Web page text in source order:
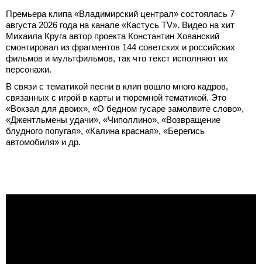
Премьера клипа «Владимирский централ» состоялась 7
августа 2026 года на канале «Кастусь TV». Видео на хит
Михаила Круга автор проекта Константин Хованский
смонтировал из фрагментов 144 советских и российских
фильмов и мультфильмов, так что текст исполняют их
персонажи.
В связи с тематикой песни в клип вошло много кадров,
связанных с игрой в карты и тюремной тематикой. Это
«Вокзал для двоих», «О бедном гусаре замолвите слово»,
«Джентльмены удачи», «Чиполлино», «Возвращение
блудного попугая», «Калина красная», «Берегись
автомобиля» и др.